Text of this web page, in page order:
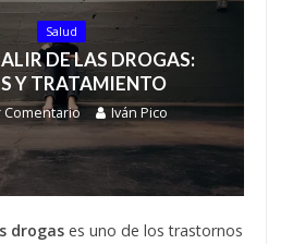
Salud
DE LAS DROGAS:
Y TRATAMIENTO
Comentario Iván Pico
drogases uno de los trastornos